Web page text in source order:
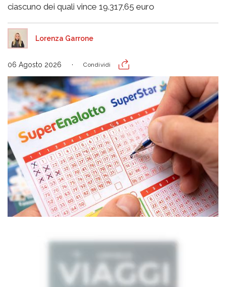
ciascuno dei quali vince 19.317,65 euro
Lorenza Garrone
06 Agosto 2026 Condividi